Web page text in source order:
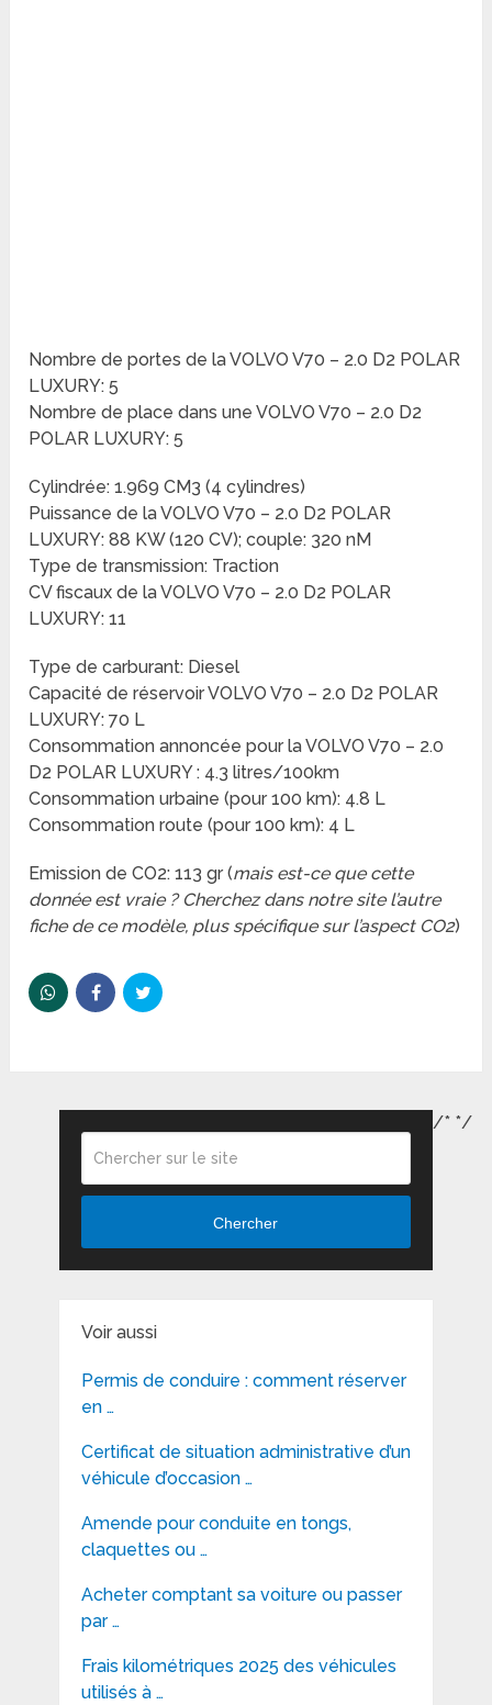
Nombre de portes de la VOLVO V70 – 2.0 D2 POLAR
LUXURY: 5
Nombre de place dans une VOLVO V70 – 2.0 D2
POLAR LUXURY: 5
Cylindrée: 1.969 CM3 (4 cylindres)
Puissance de la VOLVO V70 – 2.0 D2 POLAR
LUXURY: 88 KW (120 CV); couple: 320 nM
Type de transmission: Traction
CV fiscaux de la VOLVO V70 – 2.0 D2 POLAR
LUXURY: 11
Type de carburant: Diesel
Capacité de réservoir VOLVO V70 – 2.0 D2 POLAR
LUXURY: 70 L
Consommation annoncée pour la VOLVO V70 – 2.0
D2 POLAR LUXURY : 4.3 litres/100km
Consommation urbaine (pour 100 km): 4.8 L
Consommation route (pour 100 km): 4 L
Emission de CO2: 113 gr (mais est-ce que cette
donnée est vraie ? Cherchez dans notre site l’autre
fiche de ce modèle, plus spécifique sur l’aspect CO2)
Chercher
Voir aussi
Permis de conduire : comment réserver
en …
Certificat de situation administrative d’un
véhicule d’occasion …
Amende pour conduite en tongs,
claquettes ou …
Acheter comptant sa voiture ou passer
par …
Frais kilométriques 2025 des véhicules
utilisés à …
/* */